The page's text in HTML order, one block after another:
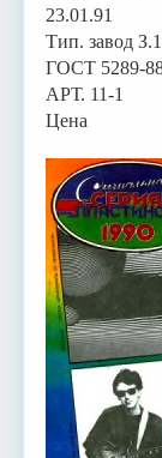
23.01.91
Тип. завод
ГОСТ 5289-
АРТ. 11-1
Цена